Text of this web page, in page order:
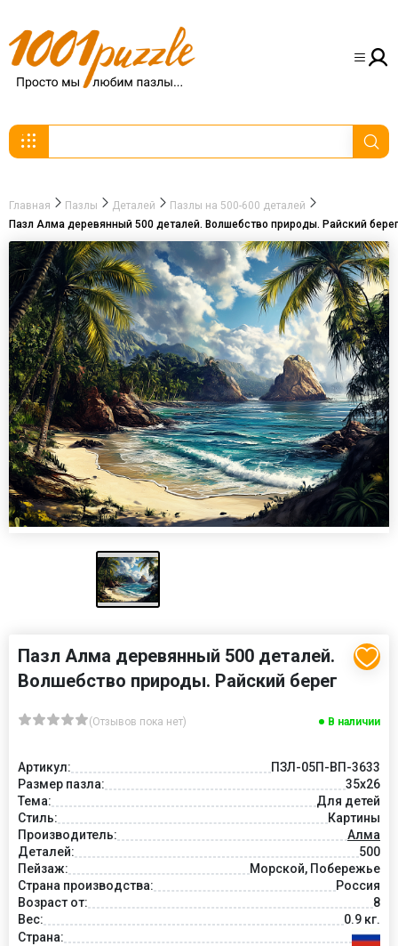
Главная Пазлы Деталей
Пазлы на 500-600 деталей
Пазл Алма деревянный 500 деталей. Волшебство природы. Райский
Пазл Алма деревянный 500 деталей.
Волшебство природы. Райский берег
(Отзывов пока нет) В наличии
Артикул:
ПЗЛ-05П-ВП-3633
Размер пазла:
35х26
Тема:
Для детей
Стиль:
Картины
Производитель:
Алма
Деталей:
500
Пейзаж:
Морской, Побережье
Страна производства:
Россия
Возраст от:
8
Вес:
0.9 кг.
Страна: